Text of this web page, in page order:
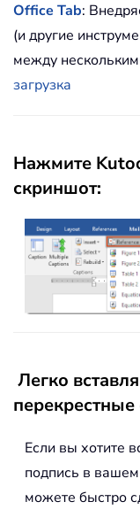
Office Tab:
(и другие
между
загрузка
Нажмите
скриншот:
Легко
Если вы хотите
подпись в
можете быстро